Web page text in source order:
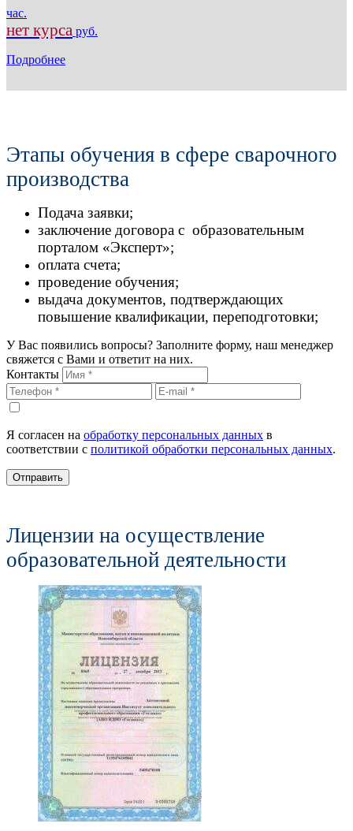
час.
нет курса руб.
Подробнее
Этапы обучения в сфере сварочного
производства
Подача заявки;
заключение договора с образовательным
порталом «Эксперт»;
оплата счета;
проведение обучения;
выдача документов, подтверждающих
повышение квалификации, переподготовки;
У Вас появились вопросы? Заполните форму, наш менеджер
свяжется с Вами и ответит на них.
Контакты
Я согласен на обработку персональных данных в
соответствии с политикой обработки персональных данных.
Отправить
Лицензии на осуществление
образовательной деятельности